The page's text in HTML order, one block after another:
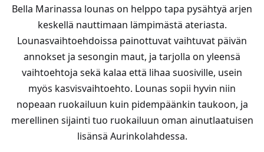
Bella Marinassa lounas on helppo tapa pysähtyä arjen
keskellä nauttimaan lämpimästä ateriasta.
Lounasvaihtoehdoissa painottuvat vaihtuvat päivän
annokset ja sesongin maut, ja tarjolla on yleensä
vaihtoehtoja sekä kalaa että lihaa suosiville, usein
myös kasvisvaihtoehto. Lounas sopii hyvin niin
nopeaan ruokailuun kuin pidempäänkin taukoon, ja
merellinen sijainti tuo ruokailuun oman ainutlaatuisen
lisänsä Aurinkolahdessa.